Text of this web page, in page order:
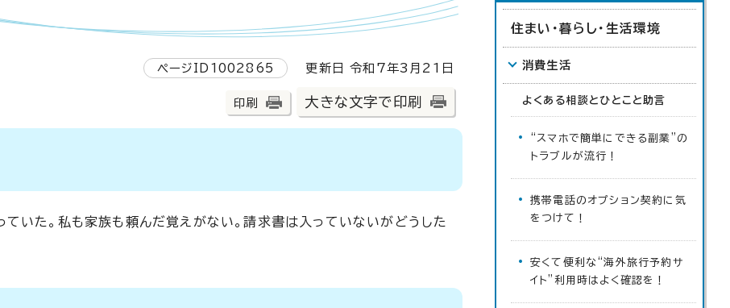
ページID1002865 更新日 令和7年3月21日
印刷 大きな文字で印刷
いた。私も家族も頼んだ覚えがない。請求書は入っていないがどうした
住まい・暮らし・生活環境
消費生活
よくある相談とひとこと助言
“スマホで簡単にできる副業”の
トラブルが流行！
携帯電話のオプション契約に気
をつけて！
安くて便利な“海外旅行予約サ
イト”利用時はよく確認を！